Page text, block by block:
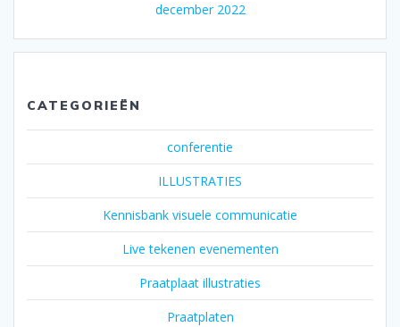
december 2022
CATEGORIEËN
conferentie
ILLUSTRATIES
Kennisbank visuele communicatie
Live tekenen evenementen
Praatplaat illustraties
Praatplaten